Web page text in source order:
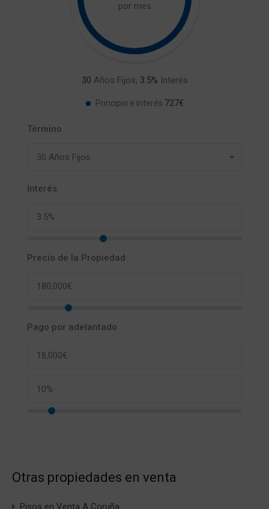
por mes
30 Años Fijos, 3.5% Interés
Principio e interés 727€
Término
30 Años Fijos
Interés
Precio de la Propiedad
Pago por adelantado
Otras propiedades en venta
Pisos en Venta A Coruña